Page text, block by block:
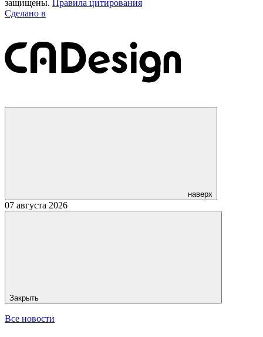
защищены.
Правила цитирования
Сделано в
наверх
07 августа 2026
Закрыть
Все новости